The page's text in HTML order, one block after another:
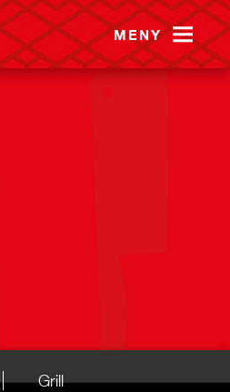
MENY
Grill